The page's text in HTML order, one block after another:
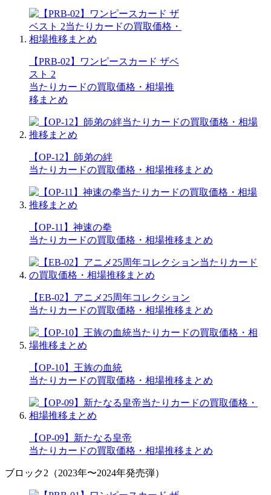
【PRB-02】ワンピースカード ザベ
スト 2
当たりカードの買取価格・相場推
移まとめ
【OP-12】師弟の絆
当たりカードの買取価格・相場推移まとめ
【OP-11】神速の拳
当たりカードの買取価格・相場推移まとめ
【EB-02】アニメ25周年コレクション
当たりカードの買取価格・相場推移まとめ
【OP-10】王族の血統
当たりカードの買取価格・相場推移まとめ
【OP-09】新たなる皇帝
当たりカードの買取価格・相場推移まとめ
ブロック2（2023年〜2024年発売弾）